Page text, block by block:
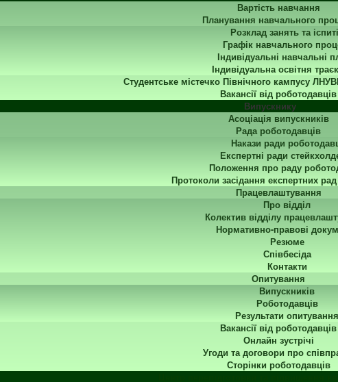
Вартість навчання
Планування навчального
Розклад занять та
Графік навчального
Індивідуальні навчальні
Індивідуальна освітня
Студентське містечко Північного кампусу
Вакансії від роботодавців
Випускнику
Асоціація випускників
Рада роботодавців
Накази ради
Експертні ради
Положення про раду
Протоколи засідання експертних
Працевлаштування
Про відділ
Колектив відділу
Нормативно-правові
Резюме
Співбесіда
Контакти
Опитування
Випускників
Роботодавців
Результати опитування
Вакансії від роботодавців
Онлайн зустрічі
Угоди та договори про
Сторінки роботодавців